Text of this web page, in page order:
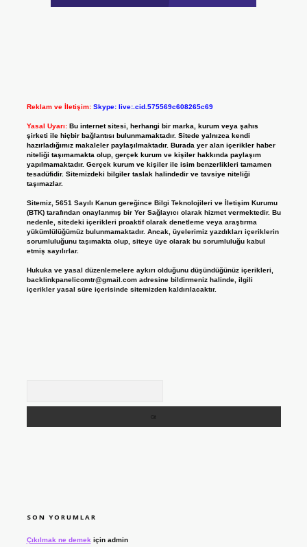
Reklam ve İletişim: Skype: live:.cid.575569c608265c69
Yasal Uyarı: Bu internet sitesi, herhangi bir marka, kurum veya şahıs
şirketi ile hiçbir bağlantısı bulunmamaktadır. Sitede yalnızca kendi
hazırladığımız makaleler paylaşılmaktadır. Burada yer alan içerikler haber
niteliği taşımamakta olup, gerçek kurum ve kişiler hakkında paylaşım
yapılmamaktadır. Gerçek kurum ve kişiler ile isim benzerlikleri tamamen
tesadüfidir. Sitemizdeki bilgiler taslak halindedir ve tavsiye niteliği
taşımazlar.
Sitemiz, 5651 Sayılı Kanun gereğince Bilgi Teknolojileri ve İletişim Kurumu
(BTK) tarafından onaylanmış bir Yer Sağlayıcı olarak hizmet vermektedir. Bu
nedenle, sitedeki içerikleri proaktif olarak denetleme veya araştırma
yükümlülüğümüz bulunmamaktadır. Ancak, üyelerimiz yazdıkları içeriklerin
sorumluluğunu taşımakta olup, siteye üye olarak bu sorumluluğu kabul
etmiş sayılırlar.
Hukuka ve yasal düzenlemelere aykırı olduğunu düşündüğünüz içerikleri,
backlinkpanelicomtr@gmail.comadresine bildirmeniz halinde, ilgili
içerikler yasal süre içerisinde sitemizden kaldırılacaktır.
SON YORUMLAR
Çıkılmak ne demek için admin